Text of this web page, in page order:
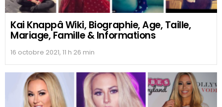
Kai Knappâ Wiki, Biographie, Age, Taille,
Mariage, Famille & Informations
16 octobre 2021, 11 h 26 min